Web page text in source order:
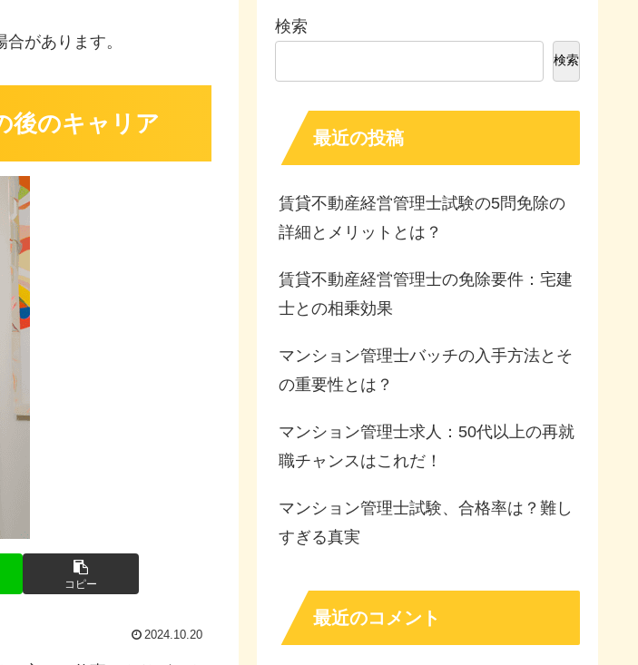
があります。
後のキャリア
コピー
2024.10.20
検索
検索
最近の投稿
賃貸不動産経営管理士試験の5問免除の
詳細とメリットとは？
賃貸不動産経営管理士の免除要件：宅建
士との相乗効果
マンション管理士バッチの入手方法とそ
の重要性とは？
マンション管理士求人：50代以上の再就
職チャンスはこれだ！
マンション管理士試験、合格率は？難し
すぎる真実
最近のコメント